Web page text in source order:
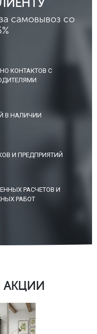
самовывоз со
КОНТАКТОВ С
В НАЛИЧИИ
И ПРЕДПРИЯТИЙ
РАСЧЕТОВ И
РАБОТ